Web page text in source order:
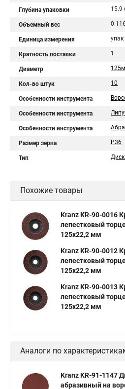
Глубина упаковки 15.9
Объемный вес
Единица измерения упак
Кратность поставки 1
Диаметр
Кол-во штук 10
Особенности инструмента
Особенности инструмента
Особенности инструмента
Размер зерна P36
Тип
Похожие товары
Kranz KR-90-0016
лепестковый
125х22,2 мм
Kranz KR-90-0012
лепестковый
125х22,2 мм
Kranz KR-90-0013
лепестковый
125х22,2 мм
Аналоги по
Kranz KR-91-1147
абразивный на